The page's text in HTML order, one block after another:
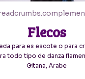
Flecos
para es escote o para
todo tipo de danza
Gitana, Arabe